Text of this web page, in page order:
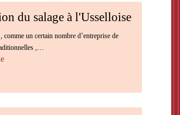
du salage à l'Usselloise
comme un certain nombre d’entreprise de
,…